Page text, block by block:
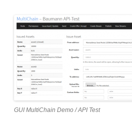
GUI MultiChain Demo / API Test